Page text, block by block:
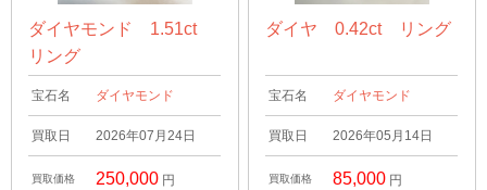
ダイヤモンド 1.51ct
リング
宝石名 ダイヤモンド
買取日 2026年07月24日
買取価格 250,000 円
ダイヤ 0.42ct リング
宝石名 ダイヤモンド
買取日 2026年05月14日
買取価格 85,000 円